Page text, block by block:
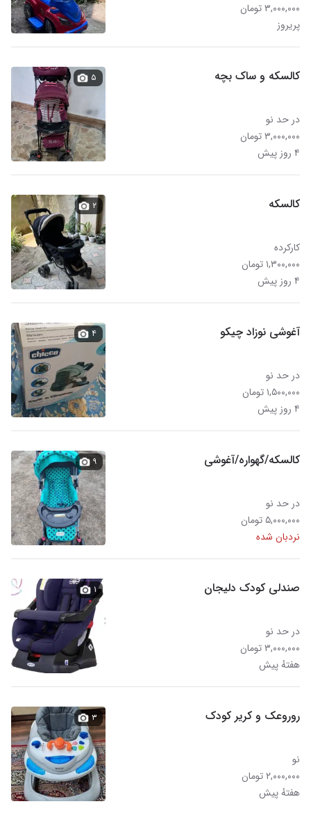
۳,۰۰۰,۰۰۰ تومان
پریروز
کالسکه و ساک بچه
در حد نو
۳,۰۰۰,۰۰۰ تومان
۴ روز پیش
۵
کالسکه
کارکرده
۱,۳۰۰,۰۰۰ تومان
۴ روز پیش
۲
آغوشی نوزاد چیکو
در حد نو
۱,۵۰۰,۰۰۰ تومان
۴ روز پیش
۴
کالسکه/گهواره/آغوشی
در حد نو
۵,۰۰۰,۰۰۰ تومان
نردبان شده
۹
صندلی کودک دلیجان
در حد نو
۳,۰۰۰,۰۰۰ تومان
هفتهٔ پیش
۱
روروعک و کریر کودک
نو
۲,۰۰۰,۰۰۰ تومان
هفتهٔ پیش
۳